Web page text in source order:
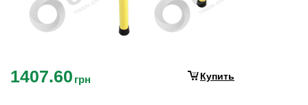
1407.60 грн Купить